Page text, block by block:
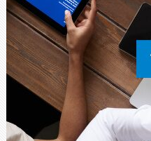
うにします。
密度なスキャ